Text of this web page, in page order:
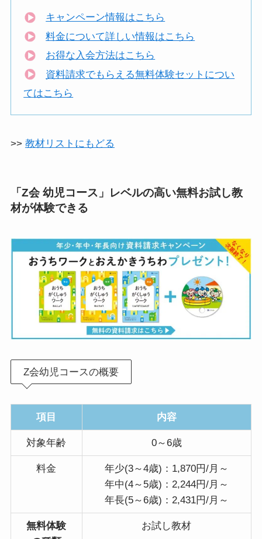
キャンペーン情報はこちら
料金について詳しい情報はこちら
お得な入会方法はこちら
資料請求でもらえる無料体験セットについ
てはこちら
>> 教材リストにもどる
「Z会 幼児コース」レベルの高い無料お試し教
材が体験できる
Z会幼児コースの概要
項目 内容
対象年齢 0～6歳
料金
年少(3～4歳)：1,870円/月～
年中(4～5歳)：2,244円/月～
年長(5～6歳)：2,431円/月～
無料体験
お試し教材